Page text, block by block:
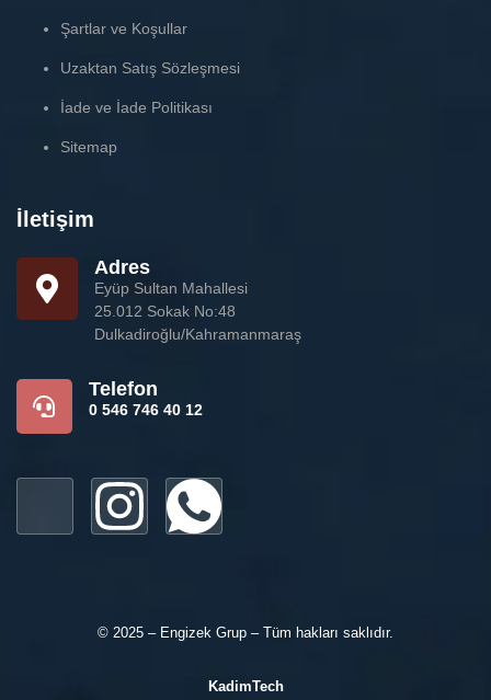
Şartlar ve Koşullar
Uzaktan Satış Sözleşmesi
İade ve İade Politikası
Sitemap
İletişim
Adres
Eyüp Sultan Mahallesi
25.012 Sokak No:48
Dulkadiroğlu/Kahramanmaraş
Telefon
0 546 746 40 12
© 2025 – Engizek Grup – Tüm hakları saklıdır.
KadimTech